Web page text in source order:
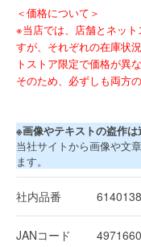
＜価格について＞
※当店では、店舗とネッ
すが、それぞれの在庫状
トストア限定で価格が異
そのため、必ずしも両方
※画像やテキストの盗作
当社サイトから画像や文
ます。
社内品番
JANコード